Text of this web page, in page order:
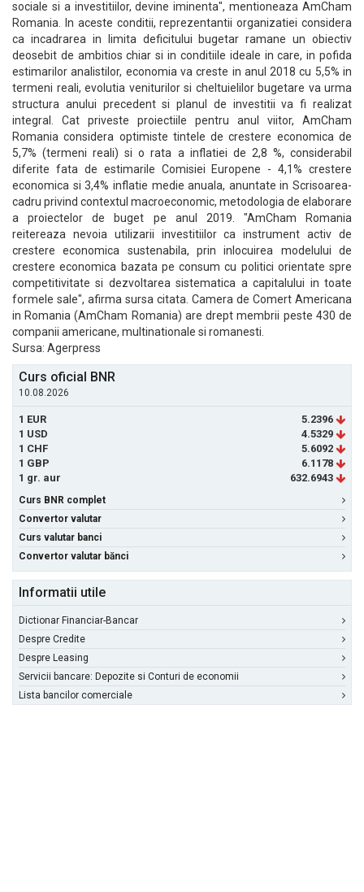
sociale si a investitiilor, devine iminenta", mentioneaza AmCham
Romania. In aceste conditii, reprezentantii organizatiei considera
ca incadrarea in limita deficitului bugetar ramane un obiectiv
deosebit de ambitios chiar si in conditiile ideale in care, in pofida
estimarilor analistilor, economia va creste in anul 2018 cu 5,5% in
termeni reali, evolutia veniturilor si cheltuielilor bugetare va urma
structura anului precedent si planul de investitii va fi realizat
integral. Cat priveste proiectiile pentru anul viitor, AmCham
Romania considera optimiste tintele de crestere economica de
5,7% (termeni reali) si o rata a inflatiei de 2,8 %, considerabil
diferite fata de estimarile Comisiei Europene - 4,1% crestere
economica si 3,4% inflatie medie anuala, anuntate in Scrisoarea-
cadru privind contextul macroeconomic, metodologia de elaborare
a proiectelor de buget pe anul 2019. "AmCham Romania
reitereaza nevoia utilizarii investitiilor ca instrument activ de
crestere economica sustenabila, prin inlocuirea modelului de
crestere economica bazata pe consum cu politici orientate spre
competitivitate si dezvoltarea sistematica a capitalului in toate
formele sale", afirma sursa citata. Camera de Comert Americana
in Romania (AmCham Romania) are drept membrii peste 430 de
companii americane, multinationale si romanesti.
Sursa: Agerpress
Curs oficial BNR
10.08.2026
1 EUR
5.2396
1 USD
4.5329
1 CHF
5.6092
1 GBP
6.1178
1 gr. aur
632.6943
Curs BNR complet
Convertor valutar
Curs valutar banci
Convertor valutar bănci
Informatii utile
Dictionar Financiar-Bancar
Despre Credite
Despre Leasing
Servicii bancare: Depozite si Conturi de economii
Lista bancilor comerciale